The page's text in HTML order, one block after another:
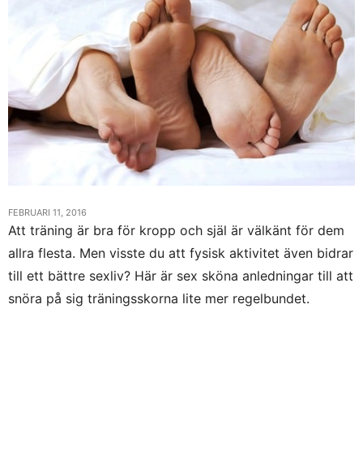
FEBRUARI 11, 2016
Att träning är bra för kropp och själ är välkänt för dem
allra flesta. Men visste du att fysisk aktivitet även bidrar
till ett bättre sexliv? Här är sex sköna anledningar till att
snöra på sig träningsskorna lite mer regelbundet.